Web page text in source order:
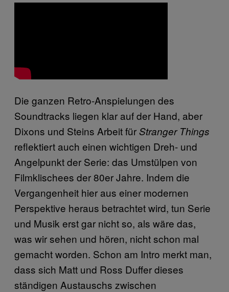
Die ganzen Retro-Anspielungen des
Soundtracks liegen klar auf der Hand, aber
Dixons und Steins Arbeit fürStranger Things
reflektiert auch einen wichtigen Dreh- und
Angelpunkt der Serie: das Umstülpen von
Filmklischees der 80er Jahre. Indem die
Vergangenheit hier aus einer modernen
Perspektive heraus betrachtet wird, tun Serie
und Musik erst gar nicht so, als wäre das,
was wir sehen und hören, nicht schon mal
gemacht worden. Schon am Intro merkt man,
dass sich Matt und Ross Duffer dieses
ständigen Austauschs zwischen